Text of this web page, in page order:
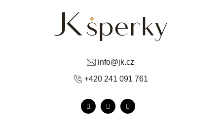
info@jk.cz
+420 241 091 761